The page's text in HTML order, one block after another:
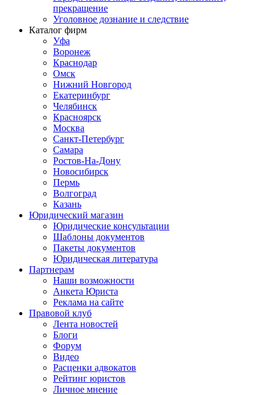
прекращение
Уголовное дознание и следствие
Каталог фирм
Уфа
Воронеж
Краснодар
Омск
Нижний Новгород
Екатеринбург
Челябинск
Красноярск
Москва
Санкт-Петербург
Самара
Ростов-На-Дону
Новосибирск
Пермь
Волгоград
Казань
Юридический магазин
Юридические консультации
Шаблоны документов
Пакеты документов
Юридическая литература
Партнерам
Наши возможности
Анкета Юриста
Реклама на сайте
Правовой клуб
Лента новостей
Блоги
Форум
Видео
Расценки адвокатов
Рейтинг юристов
Личное мнение